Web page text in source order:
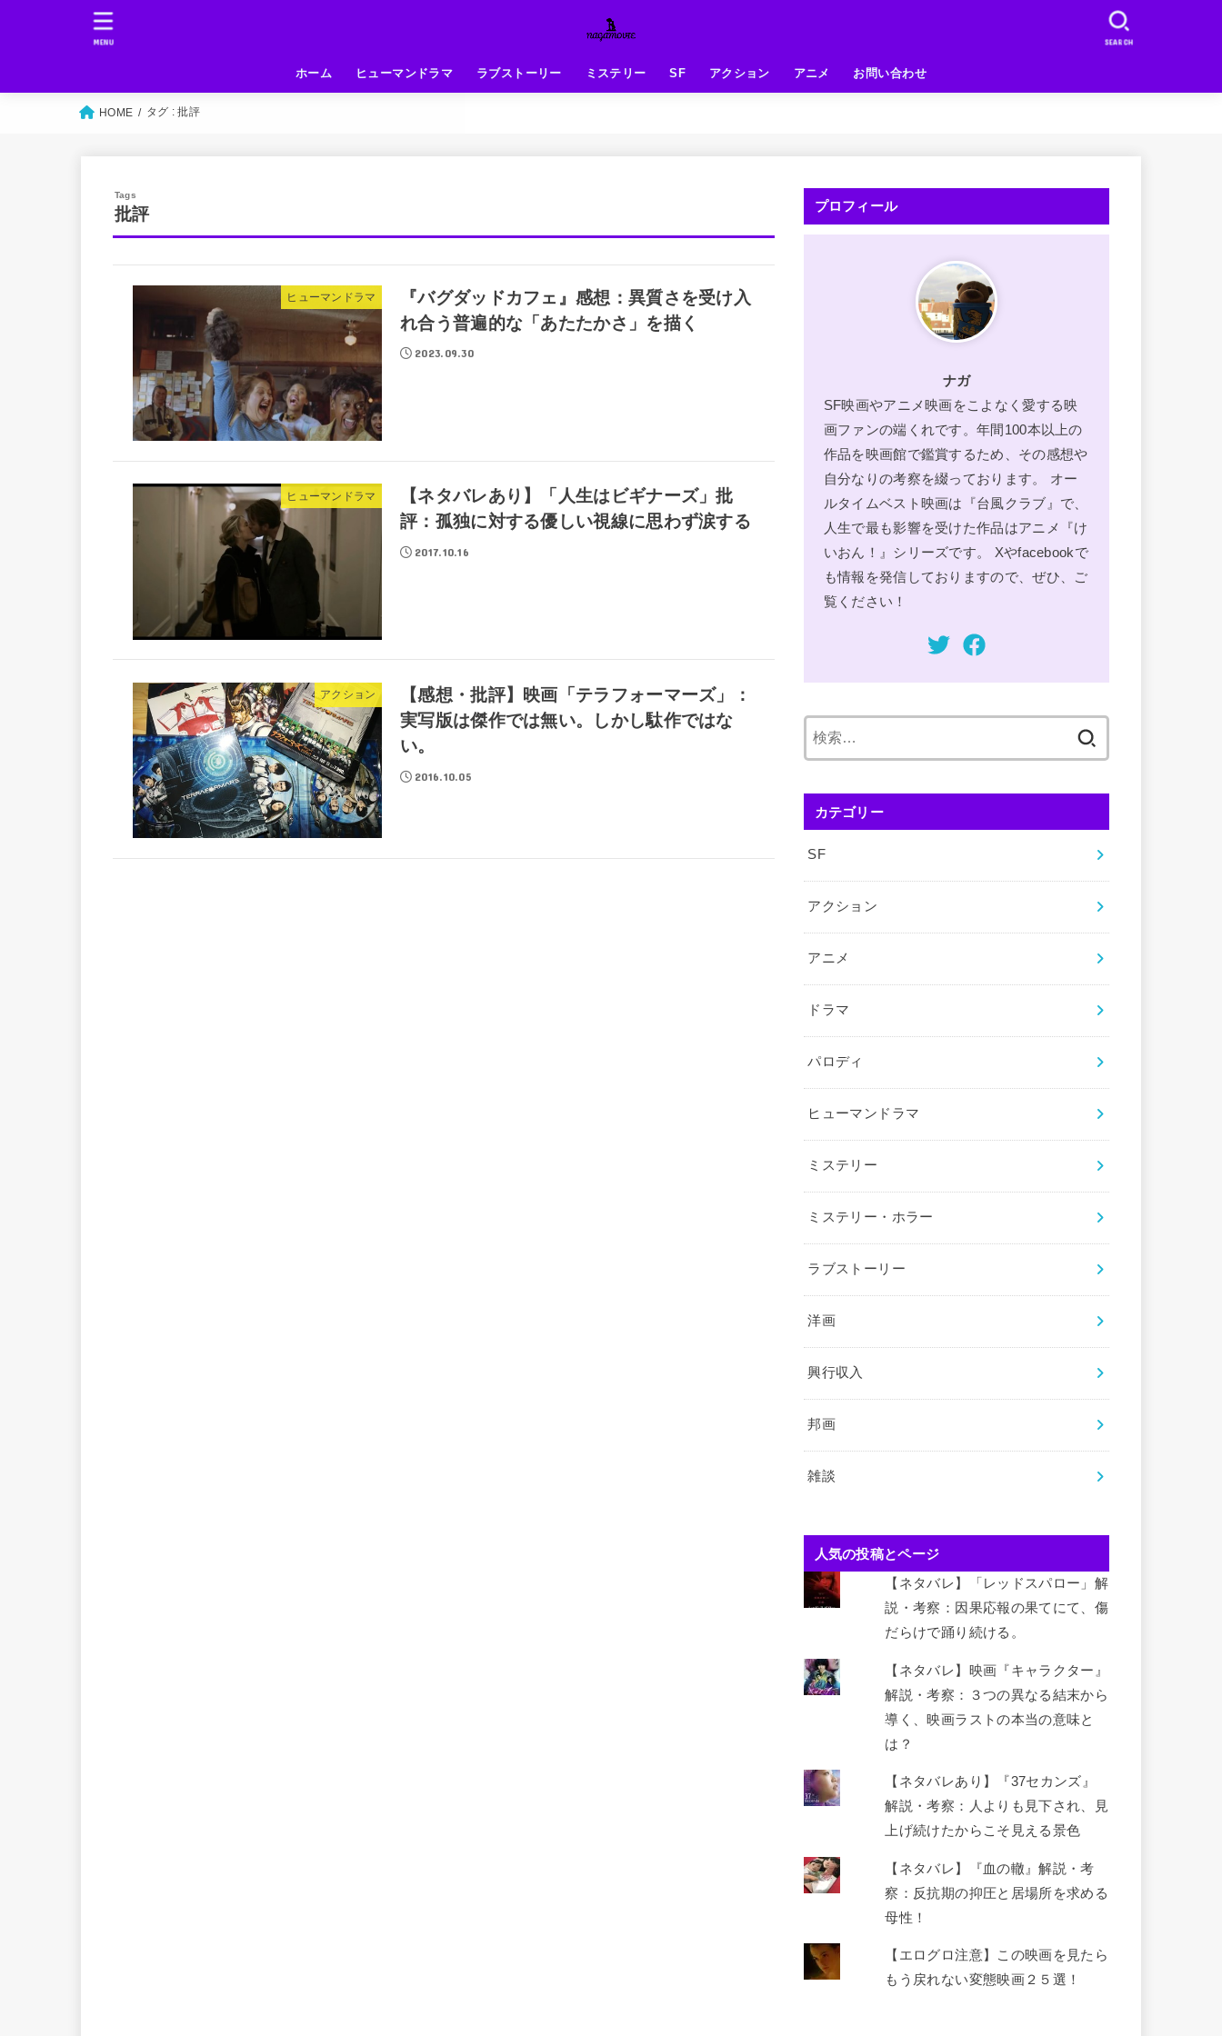
ホーム ヒューマンドラマ ラブストーリー ミステリー SF アクション アニメ お問い合わせ
SEARCH
MENU
HOME タグ : 批評
批評
ヒューマンドラマ
『バグダッドカフェ』感想：異質さを受け入
れ合う普遍的な「あたたかさ」を描く
2023.09.30
ヒューマンドラマ
【ネタバレあり】「人生はビギナーズ」批
評：孤独に対する優しい視線に思わず涙する
2017.10.16
アクション
【感想・批評】映画「テラフォーマーズ」：
実写版は傑作では無い。しかし駄作ではな
い。
2016.10.05
プロフィール
ナガ
SF映画やアニメ映画をこよなく愛する映
画ファンの端くれです。年間100本以上の
作品を映画館で鑑賞するため、その感想や
自分なりの考察を綴っております。 オー
ルタイムベスト映画は『台風クラブ』で、
人生で最も影響を受けた作品はアニメ『け
いおん！』シリーズです。 Xやfacebookで
も情報を発信しておりますので、ぜひ、ご
覧ください！
カテゴリー
SF
アクション
アニメ
ドラマ
パロディ
ヒューマンドラマ
ミステリー
ミステリー・ホラー
ラブストーリー
洋画
興行収入
邦画
雑談
人気の投稿とページ
【ネタバレ】「レッドスパロー」解
説・考察：因果応報の果てにて、傷
だらけで踊り続ける。
【ネタバレ】映画『キャラクター』
解説・考察：３つの異なる結末から
導く、映画ラストの本当の意味と
は？
【ネタバレあり】『37セカンズ』
解説・考察：人よりも見下され、見
上げ続けたからこそ見える景色
【ネタバレ】『血の轍』解説・考
察：反抗期の抑圧と居場所を求める
母性！
【エログロ注意】この映画を見たら
もう戻れない変態映画２５選！